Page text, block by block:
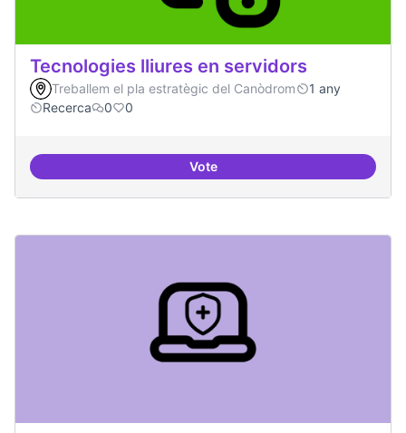
Tecnologies lliures en servidors
Treballem el pla estratègic del Canòdrom
1 any
Recerca
0 0
VoteTecnologies lliures en servidors